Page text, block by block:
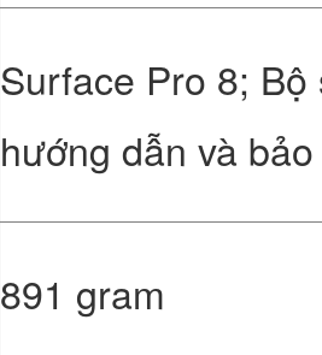
Surface Pro 8;
hướng dẫn và
891 gram